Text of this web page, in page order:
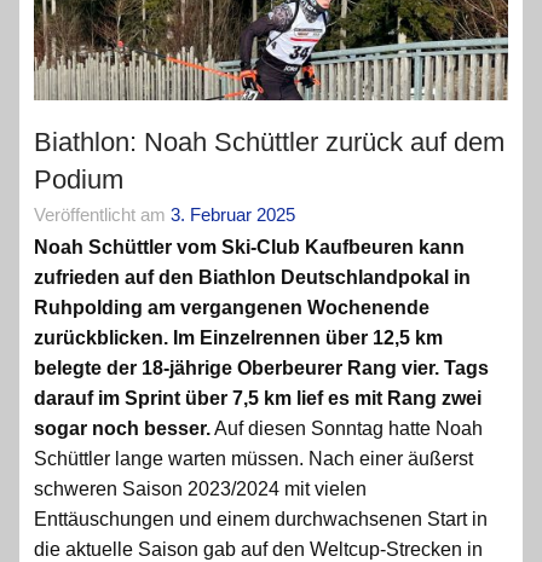
Biathlon: Noah Schüttler zurück auf dem
Podium
Veröffentlicht am 3. Februar 2025
Noah Schüttler vom Ski-Club Kaufbeuren kann
zufrieden auf den Biathlon Deutschlandpokal in
Ruhpolding am vergangenen Wochenende
zurückblicken. Im Einzelrennen über 12,5 km
belegte der 18-jährige Oberbeurer Rang vier. Tags
darauf im Sprint über 7,5 km lief es mit Rang zwei
sogar noch besser.Auf diesen Sonntag hatte Noah
Schüttler lange warten müssen. Nach einer äußerst
schweren Saison 2023/2024 mit vielen
Enttäuschungen und einem durchwachsenen Start in
die aktuelle Saison gab auf den Weltcup-Strecken in